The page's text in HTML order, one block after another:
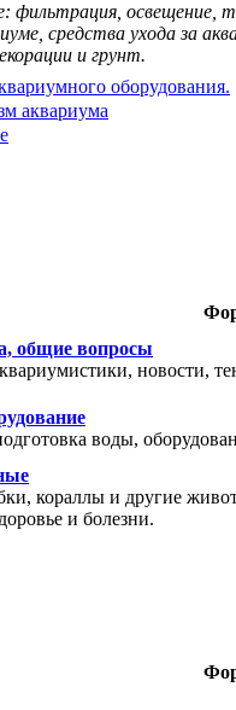
фильтрация, освещение,
средства ухода за
и грунт.
оборудования.
аквариума
общие вопросы
новости,
воды,
кораллы и другие
и болезни.